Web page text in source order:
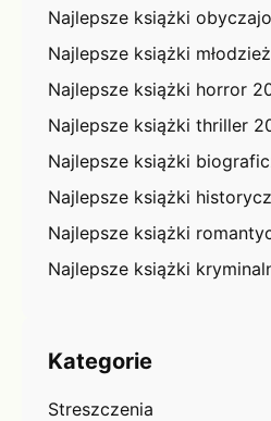
Najlepsze książki
Najlepsze książki
Najlepsze książki horror
Najlepsze książki thriller
Najlepsze książki
Najlepsze książki
Najlepsze książki
Najlepsze książki
Kategorie
Streszczenia